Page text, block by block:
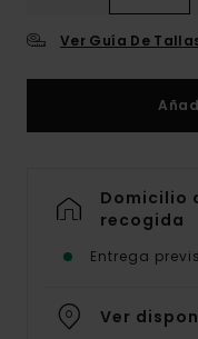
Ver Guía De
Domicilio
recogida
Entrega
Ver